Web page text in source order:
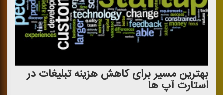
بهترین مسیر برای كاهش هزینه تبلیغات در
استارت آپ ها